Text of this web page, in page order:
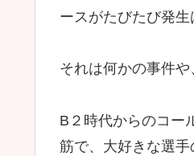
ースがたびたび発生
それは何かの事件や
B２時代からのコー
筋で、大好きな選手